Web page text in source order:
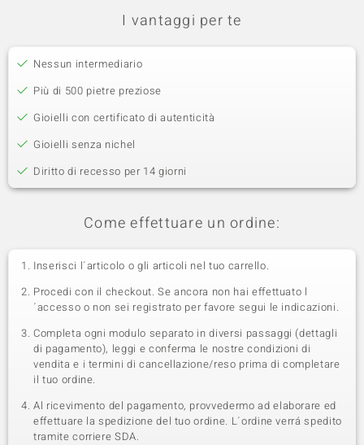
I vantaggi per te
Nessun intermediario
Più di 500 pietre preziose
Gioielli con certificato di autenticità
Gioielli senza nichel
Diritto di recesso per 14 giorni
Come effettuare un ordine:
Inserisci l´articolo o gli articoli nel tuo carrello.
Procedi con il checkout. Se ancora non hai effettuato l
´accesso o non sei registrato per favore segui le indicazioni.
Completa ogni modulo separato in diversi passaggi (dettagli
di pagamento), leggi e conferma le nostre condizioni di
vendita e i termini di cancellazione/reso prima di completare
il tuo ordine.
Al ricevimento del pagamento, provvedermo ad elaborare ed
effettuare la spedizione del tuo ordine. L´ordine verrá spedito
tramite corriere SDA.